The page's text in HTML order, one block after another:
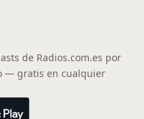
de Radios.com.es por
— gratis en cualquier